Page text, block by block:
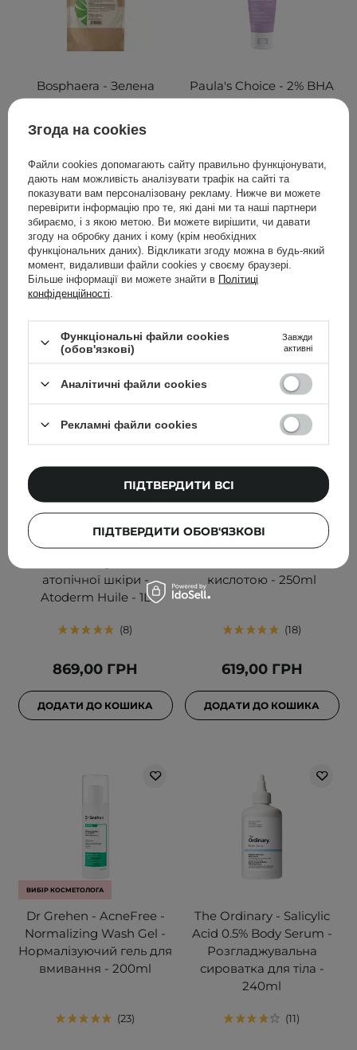
Bosphaera - Зелена
глина - 100g
63
159,00 ГРН
ДОДАТИ ДО КОШИКА
Paula's Choice - 2% BHA
Body Smoothing Spot
саліциловою кислотою -
60ml
16
599,00 ГРН
Bioderma -
Зволожувальна олія для
вмивання для обличчя і
атопічної шкіри -
Atoderm Huile - 1L
8
869,00 ГРН
ДОДАТИ ДО КОШИКА
Q+A - Salicylic Acid
Smoothing Lotion -
Заспокійливий лосьйон
кислотою - 250ml
18
619,00 ГРН
ДОДАТИ ДО КОШИКА
ВИБІР КОСМЕТОЛОГА
Dr Grehen - AcneFree -
Normalizing Wash Gel -
Нормалізуючий гель для
вмивання - 200ml
23
The Ordinary - Salicylic
Acid 0.5% Body Serum -
Розгладжувальна
сироватка для тіла -
240ml
11
Згода на cookies
Файли cookies допомагають сайту правильно функціонувати,
дають нам можливість аналізувати трафік на сайті та
показувати вам персоналізовану рекламу. Нижче ви можете
перевірити інформацію про те, які дані ми та наші партнери
збираємо, і з якою метою. Ви можете вирішити, чи давати
згоду на обробку даних і кому (крім необхідних
функціональних даних). Відкликати згоду можна в будь-який
момент, видаливши файли cookies у своєму браузері.
Більше інформації ви можете знайти в Політиці
конфіденційності
Функціональні файли cookies
(обов'язкові)
Завжди
активні
Аналітичні файли cookies
Рекламні файли cookies
ПІДТВЕРДИТИ ОБОВ'ЯЗКОВІ
ПІДТВЕРДИТИ ВСІ